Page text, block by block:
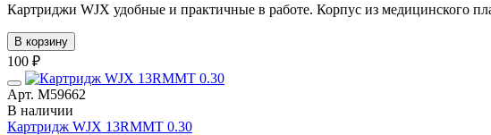
Картриджи WJX удобные и практичные в работе. Корпус из медицинского
В корзину
100 ₽
Арт. М59662
В наличии
Картридж WJX 13RMMT 0.30